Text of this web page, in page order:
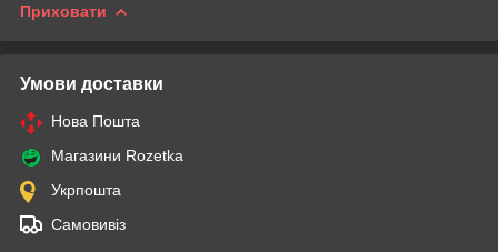
Приховати
Умови доставки
Нова Пошта
Магазини Rozetka
Укрпошта
Самовивіз